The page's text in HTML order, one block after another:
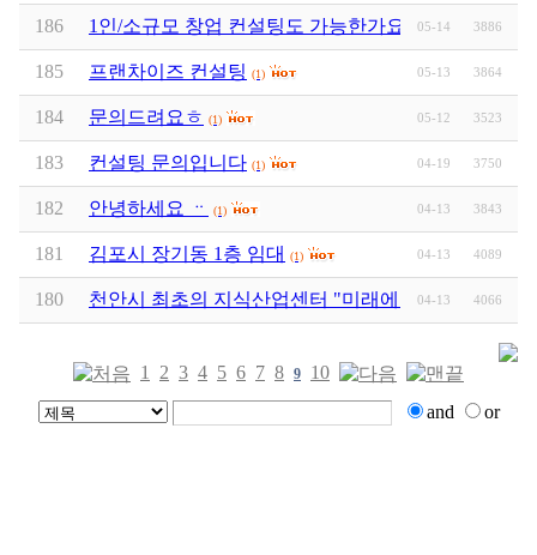
186 1인/소규모 창업 컨설팅도 가능한가요? (1)
05-14 3886
185 프랜차이즈 컨설팅 (1) 05-13 3864
184 문의드려요ㅎ (1) 05-12 3523
183 컨설팅 문의입니다 (1) 04-19 3750
182 안녕하세요 ᆢ (1) 04-13 3843
181 김포시 장기동 1층 임대 (1) 04-13 4089
180 천안시 최초의 지식산업센터 "미래에이스하이테크
04-13 4066
1 2 3 4 5 6 7 8 9
10
and
or